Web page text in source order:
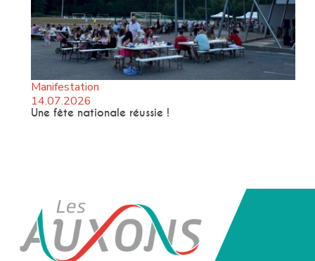
Manifestation
14.07.2026
Une fête nationale réussie !